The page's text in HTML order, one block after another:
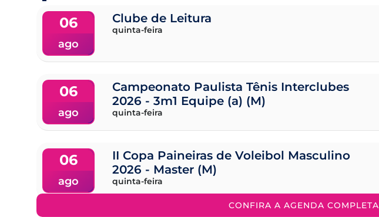
06
ago
Clube de Leitura
quinta-feira
06
ago
Campeonato Paulista Tênis Interclubes
2026 - 3m1 Equipe (a) (M)
quinta-feira
06
ago
II Copa Paineiras de Voleibol Masculino
2026 - Master (M)
quinta-feira
CONFIRA A AGENDA COMPLETA